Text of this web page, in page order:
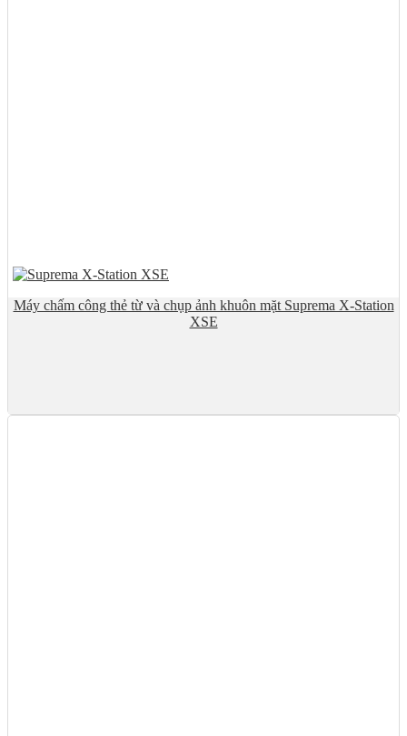
Máy chấm công thẻ từ và chụp ảnh khuôn mặt Suprema X-Station
XSE